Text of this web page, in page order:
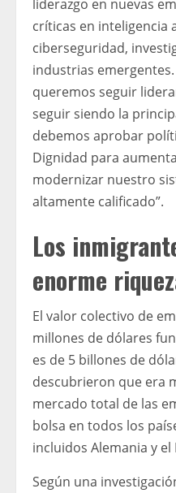
liderazgo en nuevas
críticas en inteligencia
ciberseguridad,
industrias
queremos seguir
seguir siendo la
debemos aprobar
Dignidad para
modernizar nuestro
altamente calificado”.
Los
enorme
El valor colectivo de
millones de dólares
es de 5 billones de
descubrieron que era
mercado total de las
bolsa en todos los
incluidos Alemania y el
Según una